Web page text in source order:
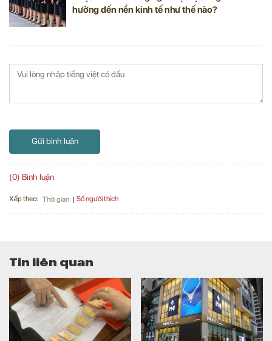
hưởng đến nền kinh tế như thế nào?
Gửi bình luận
(0) Bình luận
Xếp theo: Thời gian Số người thích
Tin liên quan